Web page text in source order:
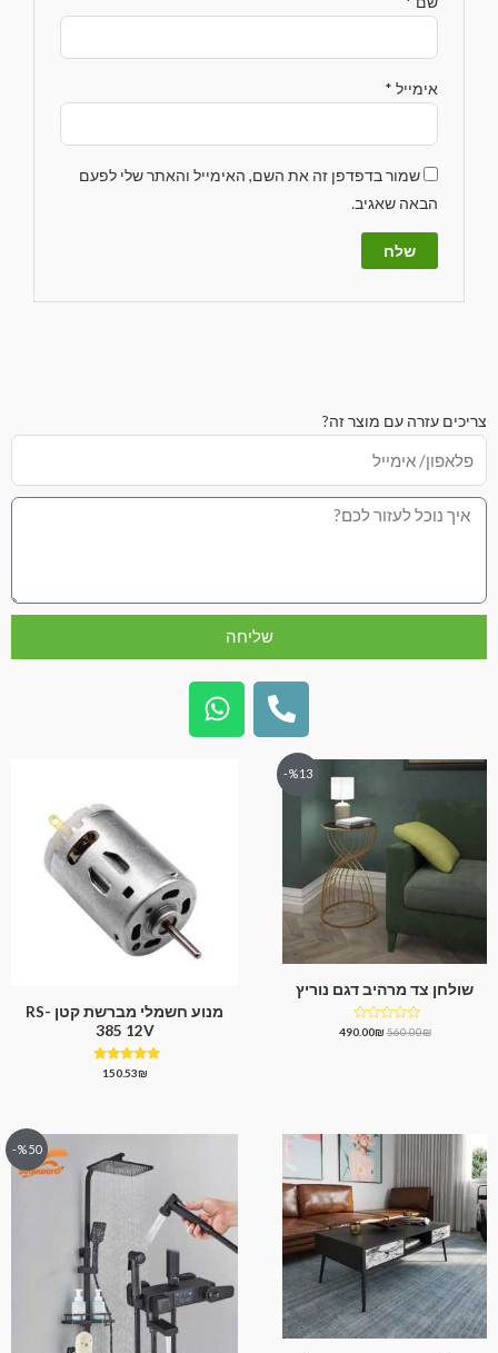
אימייל *
שמור בדפדפן זה את השם, האימייל והאתר שלי לפעם
הבאה שאגיב.
צריכים עזרה עם מוצר זה?
שליחה
%13-
שולחן צד מרהיב דגם נוריץ
דורג
560.00₪
490.00₪
מנוע חשמלי מברשת קטן RS-
385 12V
דורג
150.53₪
%50-